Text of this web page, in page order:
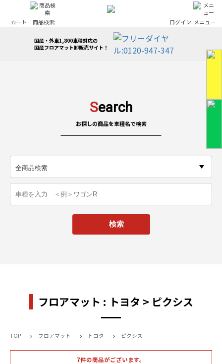
商品検索 ログイン
カート メニュー
国産・外車1,800車種対応の
国産フロアマット卸販売サイト！
Search
お探しの商品を車種名で検索
フロアマット : トヨタ > ピクシス
TOP フロアマット トヨタ ピクシス
7件の商品がございます。